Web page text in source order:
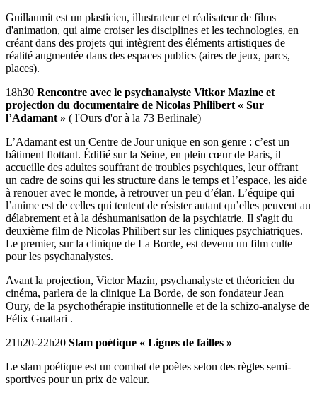
Guillaumit est un plasticien, illustrateur et réalisateur de films
d'animation, qui aime croiser les disciplines et les technologies, en
créant dans des projets qui intègrent des éléments artistiques de
réalité augmentée dans des espaces publics (aires de jeux, parcs,
places).
18h30 Rencontre avec le psychanalyste Vitkor Mazine et
projection du documentaire de Nicolas Philibert « Sur
l’Adamant » ( l'Ours d'or à la 73 Berlinale)
L’Adamant est un Centre de Jour unique en son genre : c’est un
bâtiment flottant. Édifié sur la Seine, en plein cœur de Paris, il
accueille des adultes souffrant de troubles psychiques, leur offrant
un cadre de soins qui les structure dans le temps et l’espace, les aide
à renouer avec le monde, à retrouver un peu d’élan. L’équipe qui
l’anime est de celles qui tentent de résister autant qu’elles peuvent au
délabrement et à la déshumanisation de la psychiatrie. Il s'agit du
deuxième film de Nicolas Philibert sur les cliniques psychiatriques.
Le premier, sur la clinique de La Borde, est devenu un film culte
pour les psychanalystes.
Avant la projection, Victor Mazin, psychanalyste et théoricien du
cinéma, parlera de la clinique La Borde, de son fondateur Jean
Oury, de la psychothérapie institutionnelle et de la schizo-analyse de
Félix Guattari .
21h20-22h20 Slam poétique « Lignes de failles »
Le slam poétique est un combat de poètes selon des règles semi-
sportives pour un prix de valeur.